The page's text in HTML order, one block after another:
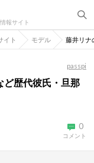
報サイト
イト モデル 藤井リナ
passpi
ど歴代彼氏・旦那
0
コメント